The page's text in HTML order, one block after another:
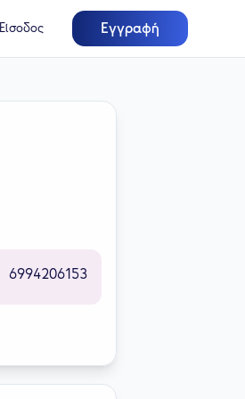
Είσοδος Εγγραφή
6994206153